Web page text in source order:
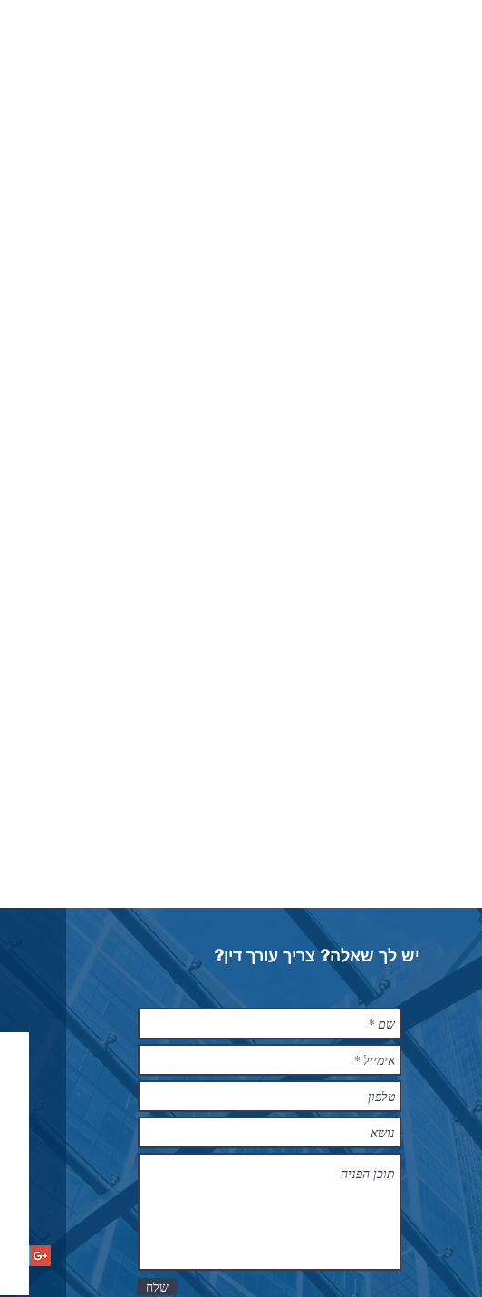
© 2016 by Meir Dahan Law Firm
יש לך שאלה? צריך עורך דין?
שלח